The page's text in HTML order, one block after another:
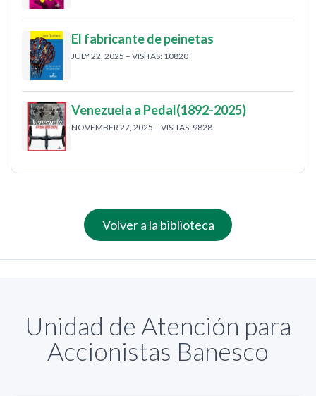
El fabricante de peinetas
JULY 22, 2025 – VISITAS: 10820
Venezuela a Pedal(1892-2025)
NOVEMBER 27, 2025 – VISITAS: 9828
Volver a la biblioteca
Unidad de Atención para
Accionistas Banesco